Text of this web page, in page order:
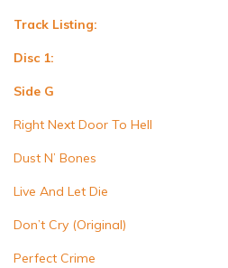
Track Listing:
Disc 1:
Side G
Right Next Door To Hell
Dust N’ Bones
Live And Let Die
Don’t Cry (Original)
Perfect Crime